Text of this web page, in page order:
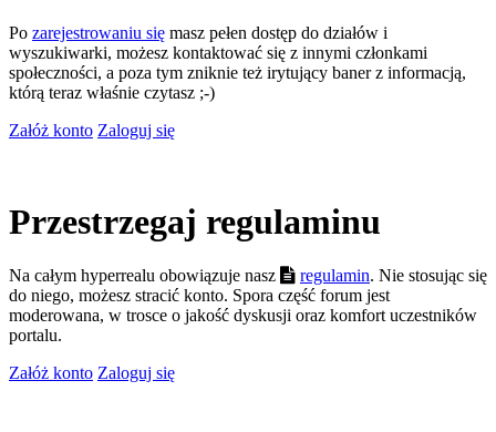
Po zarejestrowaniu się masz pełen dostęp do działów i
wyszukiwarki, możesz kontaktować się z innymi członkami
społeczności, a poza tym zniknie też irytujący baner z informacją,
którą teraz właśnie czytasz ;-)
Załóż konto Zaloguj się
Przestrzegaj regulaminu
Na całym hyperrealu obowiązuje nasz regulamin. Nie stosując się
do niego, możesz stracić konto. Spora część forum jest
moderowana, w trosce o jakość dyskusji oraz komfort uczestników
portalu.
Załóż konto Zaloguj się